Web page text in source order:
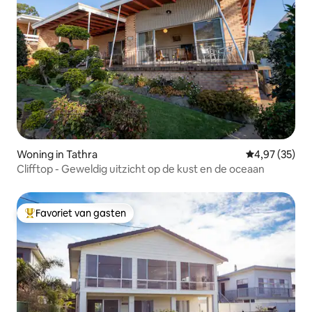
Woning in Tathra Gemiddelde
4,97 (35)
Clifftop - Geweldig uitzicht op de kust en de oceaan
Topfavoriet van gasten
Favoriet van gasten